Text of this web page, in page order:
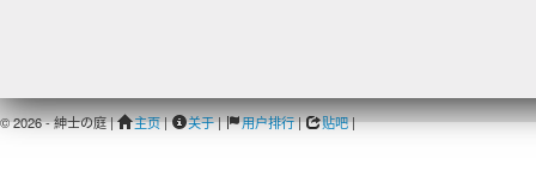
© 2026 - 紳士の庭 | 主页| 关于| 用户排行| 贴吧|